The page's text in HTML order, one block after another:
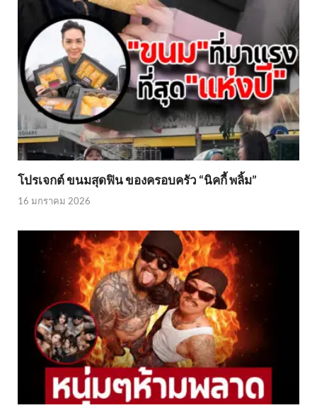
โปรเจกต์ ขนมสุดฟิน ของครอบครัว “นิคกี้ พลิ้ม”
16 มกราคม 2026